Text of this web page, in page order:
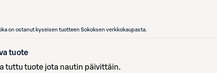
on ostanut kyseisen tuotteen Sokoksen verkkokaupasta.
tuote
tuttu tuote jota nautin päivittäin.